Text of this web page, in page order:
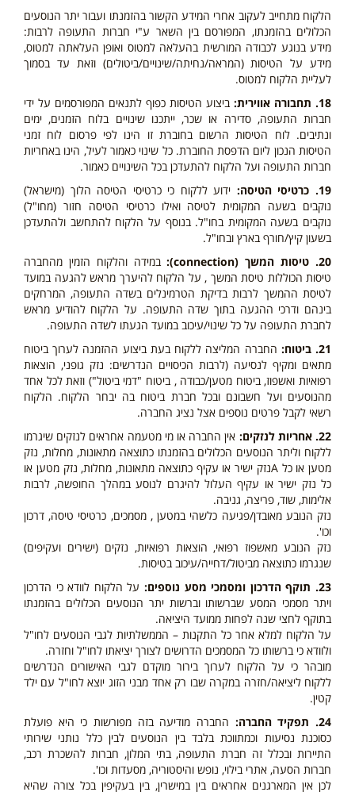
הלקוח מתחייב לעקוב אחרי המידע הקשור בהזמנתו ועבור יתר הנוסעים
הכלולים בהזמנתו, המפורסם בין השאר ע"י חברות התעופה לרבות:
מידע בנוגע לכבודה המורשית בהעלאה למטוס ואופן העלאתה למטוס,
מידע על הטיסות (המראה/נחיתה/שינויים/ביטולים) וזאת עד בסמוך
לעליית הלקוח למטוס.
18. תחבורה אווירית:
ביצוע הטיסות כפוף לתנאים המפורסמים על ידי
חברות התעופה, סדירה או שכר, ייתכנו שינויים בלוח הזמנים, ימים
ונתיבים. לוח הטיסות הרשום בחוברת זו הינו לפי פרסום לוח זמני
הטיסות הנכון ליום הדפסת החוברת. כל שינוי כאמור לעיל, הינו באחריות
חברות התעופה ועל הלקוח להתעדכן בכל השינויים כאמור.
19. כרטיסי הטיסה:
ידוע ללקוח כי כרטיסי הטיסה הלוך (מישראל)
נוקבים בשעה המקומית לטיסה ואילו כרטיסי הטיסה חזור (מחו"ל)
נוקבים בשעה המקומית בחו"ל. בנוסף על הלקוח להתחשב ולהתעדכן
בשעון קיץ/חורף בארץ ובחו"ל.
20. טיסות המשך (connection):
במידה והלקוח הזמין מהחברה
טיסות הכוללות טיסת המשך , על הלקוח להיערך מראש להגעה במועד
לטיסת ההמשך לרבות בדיקת הטרמינלים בשדה התעופה, המרחקים
בינהם ודרכי ההגעה בתוך שדה התעופה. על הלקוח להודיע מראש
לחברת התעופה על כל שינוי/עיכוב במועד הגעתו לשדה התעופה.
21. ביטוח:
החברה המליצה ללקוח בעת ביצוע ההזמנה לערוך ביטוח
מתאים ומקיף לנסיעה (לרבות הכיסויים הנדרשים: נזק גופני, הוצאות
רפואיות ואשפוז, ביטוח מטען/כבודה , ביטוח "דמי ביטול") וזאת לכל אחד
מהנוסעים ועל חשבונם ובכל חברת ביטוח בה יבחר הלקוח. הלקוח
רשאי לקבל פרטים נוספים אצל נציג החברה.
22. אחריות לנזקים:
אין החברה או מי מטעמה אחראים לנזקים שיגרמו
ללקוח וליתר הנוסעים הכלולים בהזמנתו כתוצאה מתאונות, מחלות, נזק
מטען או כל Aנזק ישיר או עקיף כתוצאה מתאונות, מחלות, נזק מטען או
כל נזק ישיר או עקיף העלול להיגרם לנוסע במהלך החופשה, לרבות
אלימות, שוד, פריצה, גניבה.
נזק הנובע מאובדן/פגיעה כלשהי במטען , מסמכים, כרטיסי טיסה, דרכון
וכו'.
נזק הנובע מאשפוז רפואי, הוצאות רפואיות, נזקים (ישירים ועקיפים)
שנגרמו כתוצאה מביטול/דחייה/עיכוב בטיסות.
23. תוקף הדרכון ומסמכי מסע נוספים:
על הלקוח לוודא כי הדרכון
ויתר מסמכי המסע שברשותו וברשות יתר הנוסעים הכלולים בהזמנתו
בתוקף לחצי שנה לפחות ממועד היציאה.
על הלקוח למלא אחר כל התקנות – הממשלתיות לגבי הנוסעים לחו"ל
ולוודא כי ברשותו כל המסמכים הדרושים לצורך יציאתו לחו"ל וחזרה.
מובהר כי על הלקוח לערוך בירור מוקדם לגבי האישורים הנדרשים
ללקוח ליציאה/חזרה במקרה שבו רק אחד מבני הזוג יוצא לחו"ל עם ילד
קטין.
24. תפקיד החברה:
החברה מודיעה בזה מפורשות כי היא פועלת
כסוכנת נסיעות וכמתווכת בלבד בין הנוסעים לבין כלל נותני שירותי
התיירות ובכלל זה חברת התעופה, בתי המלון, חברות להשכרת רכב,
חברות הסעה, אתרי בילוי, נופש והיסטוריה, מסעדות וכו'.
לכן אין המארגנים אחראים בין במישרין, בין בעקיפין בכל צורה שהיא